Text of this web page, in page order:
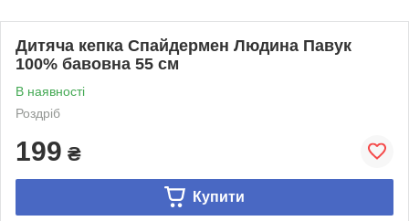
Дитяча кепка Спайдермен Людина Павук
100% бавовна 55 см
В наявності
Роздріб
199 ₴
Купити